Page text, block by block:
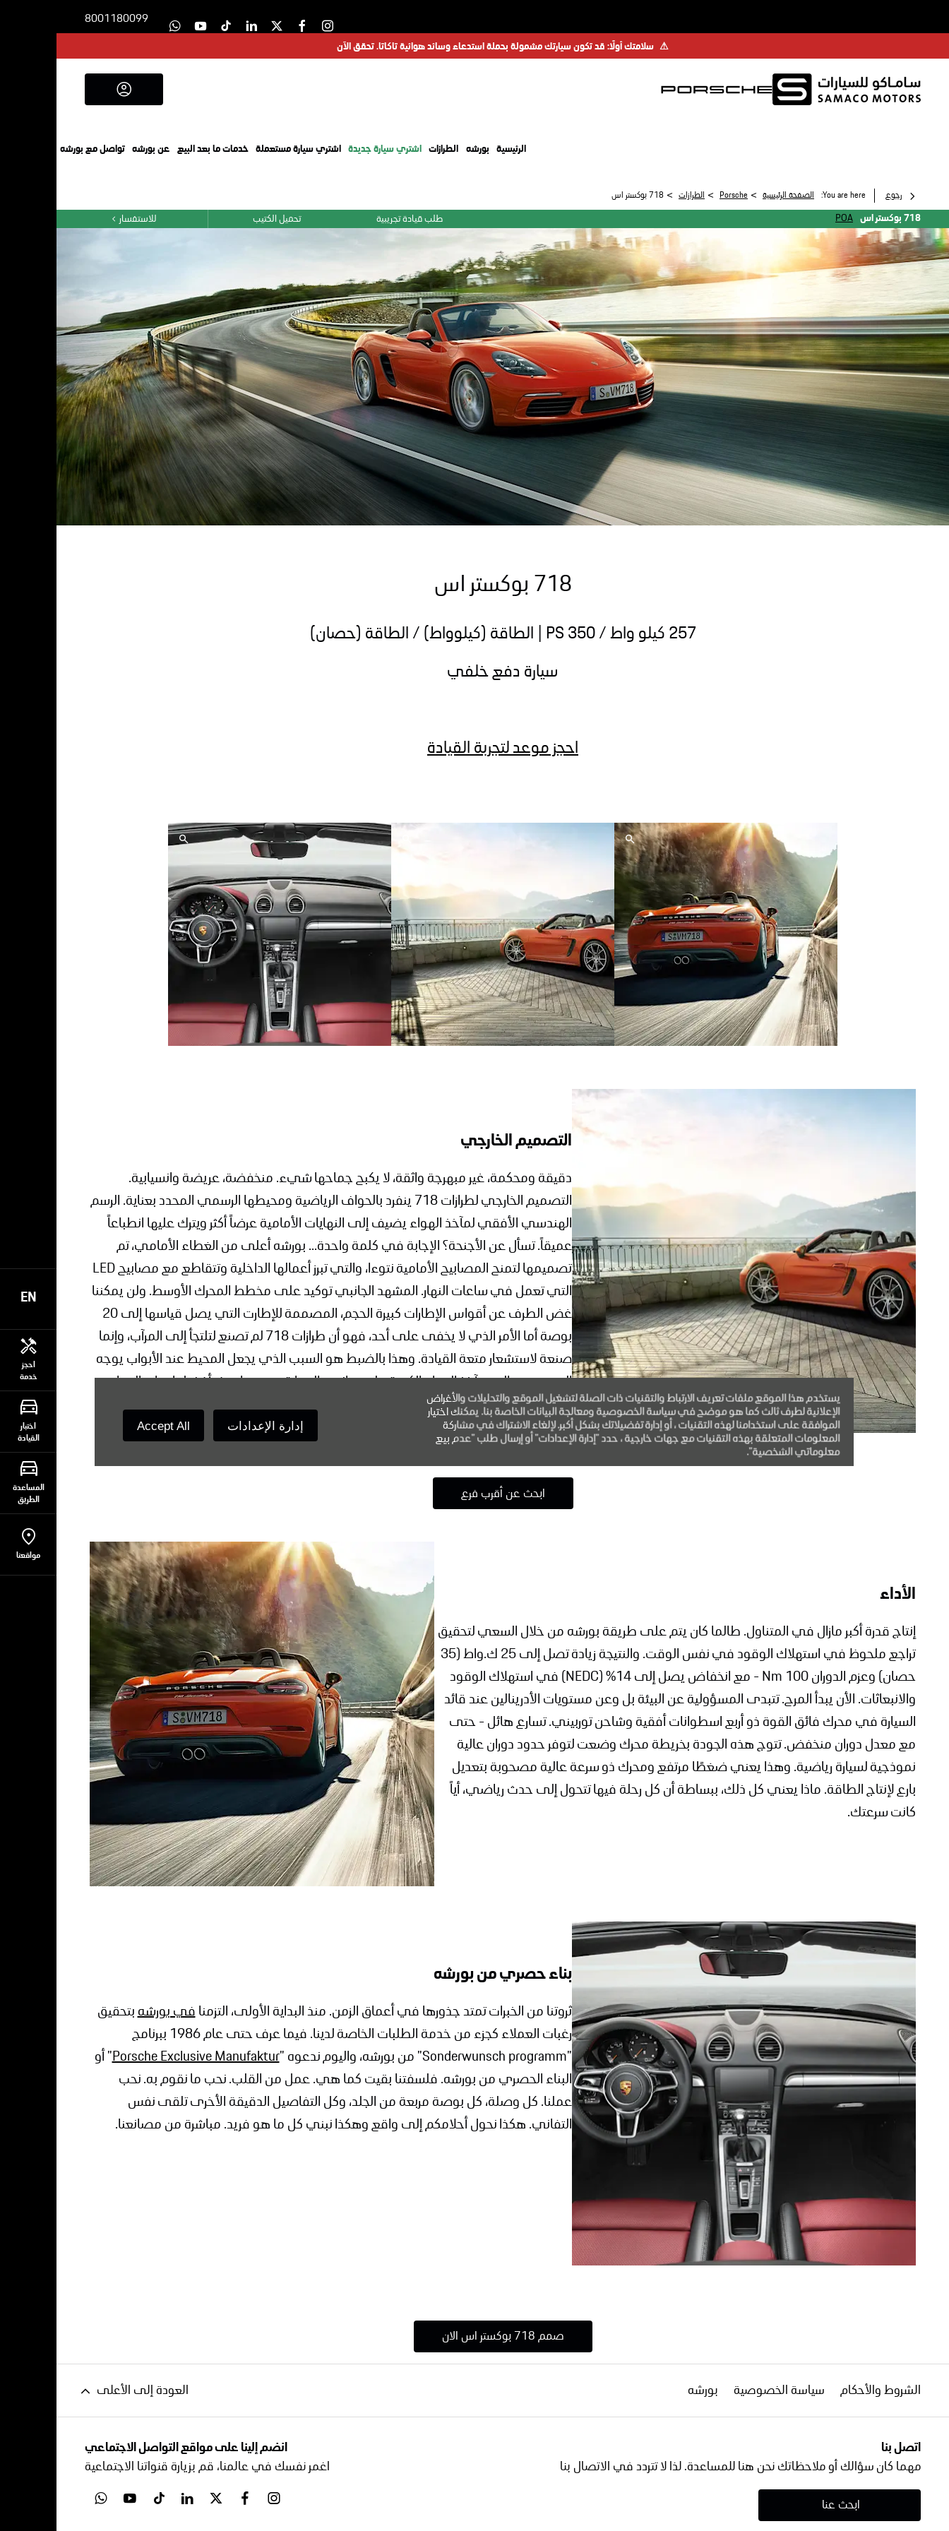
يستخدم هذا الموقع ملفات تعريف الارتباط والتقنيات ذات الصلة لتشغيل الموقع والتحليلات والأغراض
الإعلانية لطرف ثالث كما هو موضح في سياسة الخصوصية ومعالجة البيانات الخاصة بنا. يمكنك اختيار
الموافقة على استخدامنا لهذه التقنيات ، أو إدارة تفضيلاتك بشكل أكبر. لإلغاء الاشتراك في مشاركة
المعلومات المتعلقة بهذه التقنيات مع جهات خارجية ، حدد "إدارة الإعدادات" أو إرسال طلب "عدم بيع
معلوماتي الشخصية".
إدارة الإعدادات Accept All
EN
احجز
خدمة
اختبار
القيادة
المساعدة
الطريق
مواقعنا
8001180099
⚠ سلامتك أولًا: قد تكون سيارتك مشمولة بحملة استدعاء وسائد هوائية تاكاتا. تحقق الآن
الرئيسية بورشه الطرازات اشتري سيارة جديدة اشتري سيارة مستعملة خدمات ما بعد البيع عن بورشه تواصل مع بورشه
رجوع You are here: الصفحة الرئيسية >
Porsche
> الطرازات > 718 بوكستر اس
718 بوكستر اس POA للاستفسار تحميل الكتيب طلب قيادة تجريبية
718 بوكستر اس
257 كيلو واط / 350 PS | الطاقة (كيلوواط) / الطاقة (حصان)
سيارة دفع خلفي
احجز موعد لتجربة القيادة
التصميم الخارجي
دقيقة ومحكمة، غير مبهرجة واثقة، لا يكبح جماحها شيء. منخفضة، عريضة وانسيابية.
التصميم الخارجي لطرازات 718 ينفرد بالحواف الرياضية ومحيطها الرسمي المحدد بعناية. الرسم
الهندسي الأفقي لمآخذ الهواء يضيف إلى النهايات الأمامية عرضاً أكثر ويترك عليها انطباعاً
عميقاً. تسأل عن الأجنحة؟ الإجابة في كلمة واحدة... بورشه أعلى من الغطاء الأمامي، تم
تصميمها لتمنح المصابيح الأمامية نتوءا، والتي تبرز أعمالها الداخلية وتتقاطع مع مصابيح LED
التي تعمل في ساعات النهار. المشهد الجانبي توكيد على مخطط المحرك الأوسط. ولن يمكننا
غض الطرف عن أقواس الإطارات كبيرة الحجم، المصممة للإطارت التي يصل قياسها إلى 20
بوصة أما الأمر الذي لا يخفى على أحد، فهو أن طرازات 718 لم تصنع لتلتجأ إلى المرآب، وإنما
صنعة لاستشعار متعة القيادة. وهذا بالضبط هو السبب الذي يجعل المحيط عند الأبواب يوجه
الريح بهدوء إلى مآخذ الهواء الكبيرة على جانبي السيارة. وهو ما يوفر أفضل إمداد بالهواء
للمحركات ذات الشاحن التوربيني، وهو أحد ركائز قوة الدفع القوية للأمام.
ابحث عن أقرب فرع
الأداء
إنتاج قدرة أكبر مازال في المتناول. طالما كان يتم على طريقة بورشه من خلال السعي لتحقيق
تراجع ملحوظ في استهلاك الوقود في نفس الوقت. والنتيجة زيادة تصل إلى 25 ك.واط (35
حصان) وعزم الدوران 100 Nm - مع انخفاض يصل إلى 14% (NEDC) في استهلاك الوقود
والانبعاثات. الأن يبدأ المرح. تتبدى المسؤولية عن البيئة بل وعن مستويات الأدرينالين عند قائد
السيارة في محرك فائق القوة ذو أربع اسطوانات أفقية وشاحن توربيني. تسارع هائل - حتى
مع معدل دوران منخفض. تتوج هذه الجودة بخريطة محرك وضعت لتوفر حدود دوران عالية
نموذجية لسيارة رياضية. وهذا يعني ضغطًا مرتفع ومحرك ذو سرعة عالية مصحوبة بتعديل
بارع لإنتاج الطاقة. ماذا يعني كل ذلك، ببساطة أن كل رحلة فيها تتحول إلى حدث رياضي، أياً
كانت سرعتك.
بناء حصري من بورشه
ثروتنا من الخبرات تمتد جذورها في أعماق الزمن. منذ البداية الأولى، التزمنافي بورشهبتحقيق
رغبات العملاء كجزء من خدمة الطلبات الخاصة لدينا. فيما عرف حتى عام 1986 ببرنامج
"Sonderwunsch programm" من بورشه، واليوم ندعوه "
Porsche Exclusive Manufaktur" أو
البناء الحصري من بورشه. فلسفتنا بقيت كما هي.عمل من القلب. نحب ما نقوم به. نحب
عملنا. كل وصلة، كل بوصة مربعة من الجلد، وكل التفاصيل الدقيقة الأخرى تلقى نفس
التفاني. هكذا نحول أحلامكم إلى واقع وهكذا نبني كل ما هو فريد. مباشرة من مصانعنا.
صمم 718 بوكستر اس الان
الشروط والأحكام سياسة الخصوصية بورشه العودة إلى الأعلى
اتصل بنا
مهما كان سؤالك أو ملاحظاتك نحن هنا للمساعدة. لذا لا تتردد في الاتصال بنا
ابحث عنا
انضم إلينا على مواقع التواصل الاجتماعي
اغمر نفسك في عالمنا، قم بزيارة قنواتنا الاجتماعية